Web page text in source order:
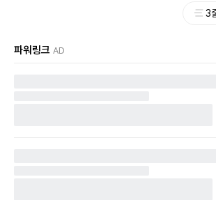
3
파워링크 AD